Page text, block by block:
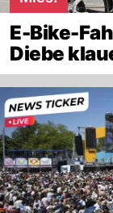
E-Bike-
Diebe